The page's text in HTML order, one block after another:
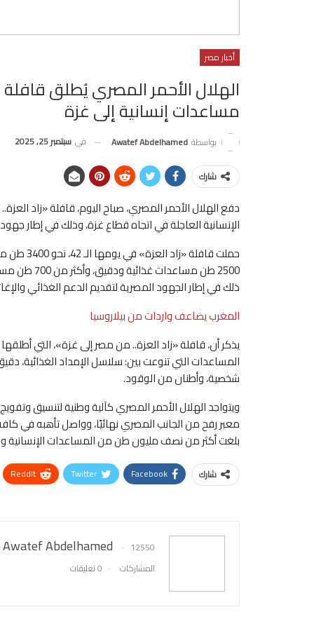
أخبار مصر
مساعدات إنسانية إلى غزة
بواسطة Awatef Abdelhamed في سبتمبر 25, 2025
شارك
الإنسانية العاجلة في اتجاه قطاع غزة، وذلك في إطار
حملت
ذلك في إطار الجهود المصرية لتقديم الدعم الغذائي
المغرب يضاعف واردات من بيلاروسيا
المساعدات التي تنوعت بين: سلاسل الإمداد الغذائية،
شخصية، وأطنان من الوقود.
ويتواجد الهلال الأحمر المصري كآلية وطنية لتنسيق
معبر رفح من الجانب المصري نهائيًا، وواصل تأهبه في
بلغت أكثر من نصف مليون طن من المساعدات الإنسانية والإغاثة، وذلك
شارك Facebook
Twitter
ReddIt
Awatef Abdelhamed
12550
المشاركات
0 تعليقات